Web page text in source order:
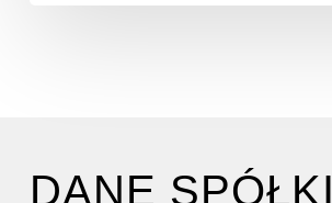
DANE SPÓŁKI